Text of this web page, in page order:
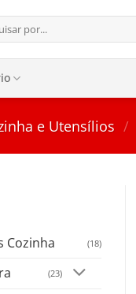
e Utensílios /
Cozinha (18)
(23)